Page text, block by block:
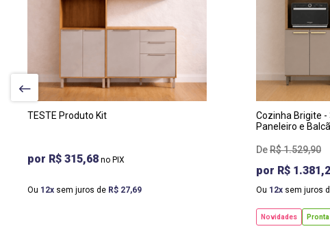
TESTE Produto Kit
R$ 315,68
Ou 12 sem juros de R$ 27,69
LARGURA
ALTURA:
220 CM
Cozinha Brigite -
Paneleiro e
R$1.529,90
R$
Ou 12 sem juros
Novidades